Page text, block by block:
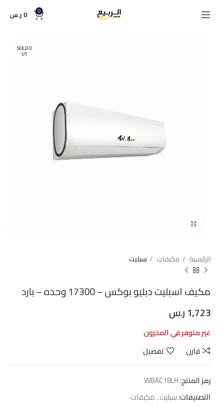
0
0 ر.س
SOLD O
UT
الرئيسية مكيفات سبليت
مكيف اسبليت دبليو بوكس – 17300 وحده – بارد
1,723ر.س
غير متوفر في المخزون
قارن
تفضيل
رمز المنتج:WBAC18LH
التصنيفات:سبليت, مكيفات